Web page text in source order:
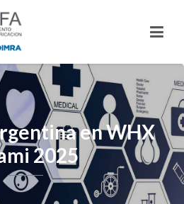
en WHX
2025